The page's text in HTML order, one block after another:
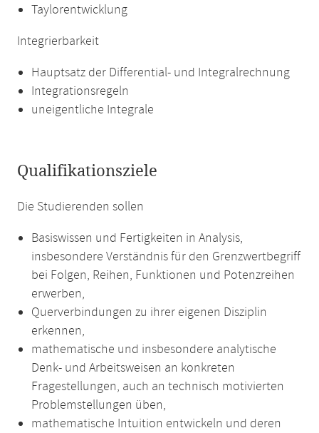
Taylorentwicklung
Integrierbarkeit
Hauptsatz der Differential- und Integralrechnung
Integrationsregeln
uneigentliche Integrale
Qualifikationsziele
Die Studierenden sollen
Basiswissen und Fertigkeiten in Analysis,
insbesondere Verständnis für den Grenzwertbegriff
bei Folgen, Reihen, Funktionen und Potenzreihen
erwerben,
Querverbindungen zu ihrer eigenen Disziplin
erkennen,
mathematische und insbesondere analytische
Denk- und Arbeitsweisen an konkreten
Fragestellungen, auch an technisch motivierten
Problemstellungen üben,
mathematische Intuition entwickeln und deren